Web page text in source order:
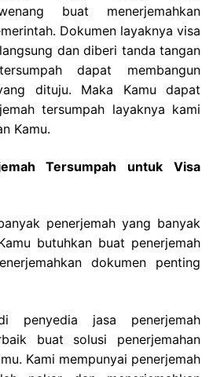
buat menerjemahkan
Dokumen layaknya visa
dan diberi tanda tangan
dapat membangun
dituju. Maka Kamu dapat
tersumpah layaknya kami
Kamu.
Tersumpah untuk Visa
penerjemah yang banyak
butuhkan buat penerjemah
dokumen penting
penyedia jasa penerjemah
buat solusi penerjemahan
Kami mempunyai penerjemah